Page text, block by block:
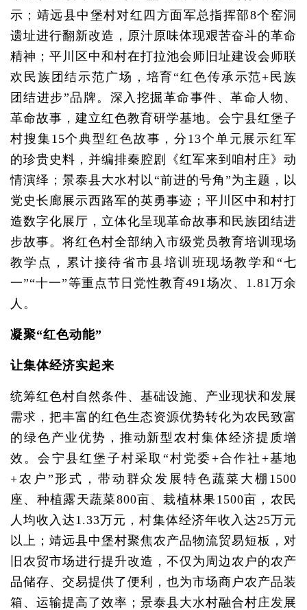
示；靖远县中堡村对红四方面军总指挥部8个窑洞
遗址进行翻新改造，原汁原味体现艰苦奋斗的革命
精神；平川区中和村在打拉池会师旧址建设会师联
欢民族团结示范广场，培育“红色传承示范+民族
团结进步”品牌。深入挖掘革命事件、革命人物、
革命故事，建立红色教育研学基地。会宁县红堡子
村搜集15个典型红色故事，分13个单元展示红军
的珍贵史料，并编排秦腔剧《红军来到咱村庄》动
情演绎；景泰县大水村以“前进的号角”为主题，以
党史长廊展示西路军的英勇事迹；平川区中和村打
造数字化展厅，立体化呈现革命故事和民族团结进
步故事。将红色村全部纳入市级党员教育培训现场
教学点，累计接待省市县培训班现场教学和“七
一”“十一”等重点节日党性教育491场次、1.81万余
人。
凝聚“红色动能”
让集体经济实起来
统筹红色村自然条件、基础设施、产业现状和发展
需求，把丰富的红色生态资源优势转化为农民致富
的绿色产业优势，推动新型农村集体经济提质增
效。会宁县红堡子村采取“村党委+合作社+基地
+农户”形式，带动群众发展特色蔬菜大棚1500
座、种植露天蔬菜800亩、栽植林果1500亩，农民
人均收入达1.33万元，村集体经济年收入达25万元
以上；靖远县中堡村聚焦农产品物流贸易短板，对
旧农贸市场进行提升改造，不仅为周边农户的农产
品储存、交易提供了便利，也为市场商户农产品装
箱、运输提高了效率；景泰县大水村融合村庄发展